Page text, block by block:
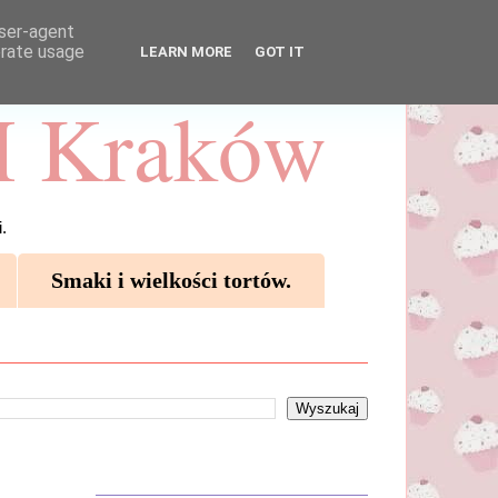
Kraków
Smaki i wielkości tortów.
agent
usage
LEARN MORE GOT IT